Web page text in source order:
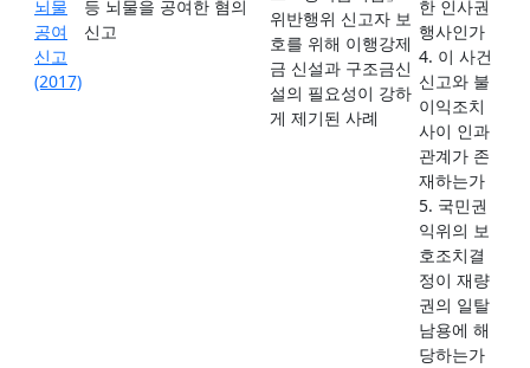
뇌물
공여
신고
(2017)
등 뇌물을 공여한 혐의
신고
위반행위 신고자 보
호를 위해 이행강제
금 신설과 구조금신
설의 필요성이 강하
게 제기된 사례
한 인사권
행사인가
4. 이 사건
신고와 불
이익조치
사이 인과
관계가 존
재하는가
5. 국민권
익위의 보
호조치결
정이 재량
권의 일탈
남용에 해
당하는가